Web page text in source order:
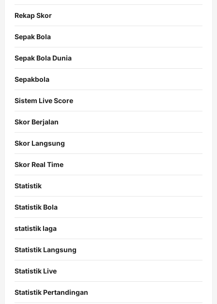
Rekap Skor
Sepak Bola
Sepak Bola Dunia
Sepakbola
Sistem Live Score
Skor Berjalan
Skor Langsung
Skor Real Time
Statistik
Statistik Bola
statistik laga
Statistik Langsung
Statistik Live
Statistik Pertandingan